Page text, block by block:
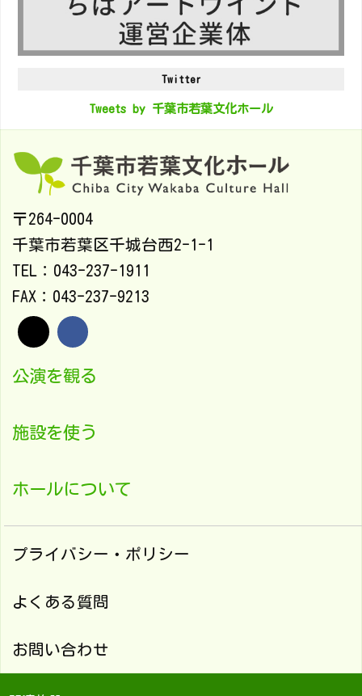
Twitter
Tweets by 千葉市若葉文化ホール
〒264-0004
千葉市若葉区千城台西2-1-1
TEL：043-237-1911
FAX：043-237-9213
公演を観る
施設を使う
ホールについて
プライバシー・ポリシー
よくある質問
お問い合わせ